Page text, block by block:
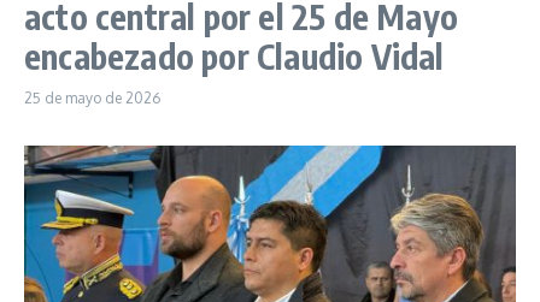
acto central por el 25 de Mayo
encabezado por Claudio Vidal
25 de mayo de 2026